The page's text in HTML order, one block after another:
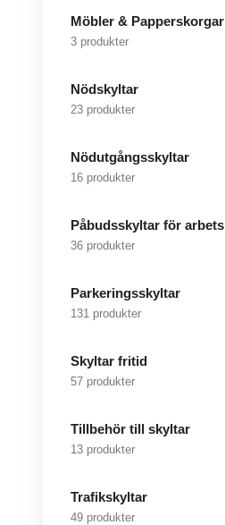
Möbler & Papperskorgar
3 produkter
Nödskyltar
23 produkter
Nödutgångsskyltar
16 produkter
Påbudsskyltar för
36 produkter
Parkeringsskyltar
131 produkter
Skyltar fritid
57 produkter
Tillbehör till skyltar
13 produkter
Trafikskyltar
49 produkter